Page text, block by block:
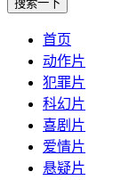
首页
动作片
犯罪片
科幻片
喜剧片
爱情片
悬疑片